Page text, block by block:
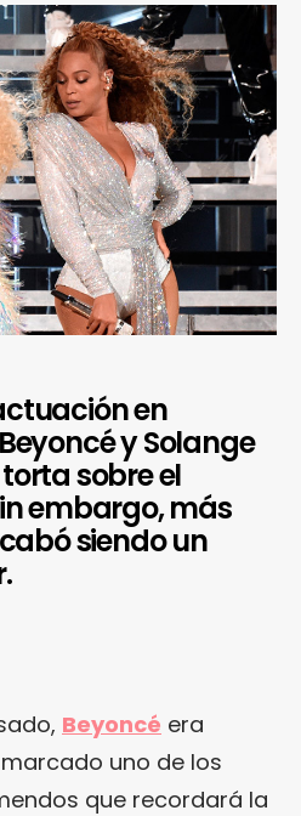
en
y Solange
sobre el
embargo, más
siendo un
Beyoncé era
uno de los
que recordará la